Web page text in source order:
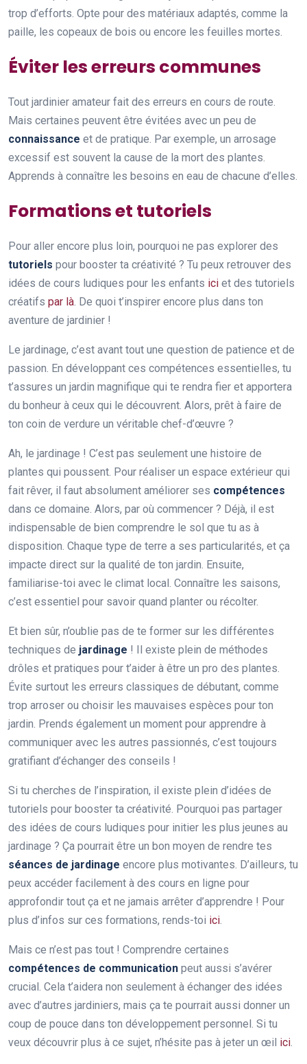
trop d’efforts. Opte pour des matériaux adaptés, comme la
paille, les copeaux de bois ou encore les feuilles mortes.
Éviter les erreurs communes
Tout jardinier amateur fait des erreurs en cours de route.
Mais certaines peuvent être évitées avec un peu de
connaissance et de pratique. Par exemple, un arrosage
excessif est souvent la cause de la mort des plantes.
Apprends à connaître les besoins en eau de chacune d’elles.
Formations et tutoriels
Pour aller encore plus loin, pourquoi ne pas explorer des
tutoriels pour booster ta créativité ? Tu peux retrouver des
idées de cours ludiques pour les enfants ici et des tutoriels
créatifs par là. De quoi t’inspirer encore plus dans ton
aventure de jardinier !
Le jardinage, c’est avant tout une question de patience et de
passion. En développant ces compétences essentielles, tu
t’assures un jardin magnifique qui te rendra fier et apportera
du bonheur à ceux qui le découvrent. Alors, prêt à faire de
ton coin de verdure un véritable chef-d’œuvre ?
Ah, le jardinage ! C’est pas seulement une histoire de
plantes qui poussent. Pour réaliser un espace extérieur qui
fait rêver, il faut absolument améliorer ses compétences
dans ce domaine. Alors, par où commencer ? Déjà, il est
indispensable de bien comprendre le sol que tu as à
disposition. Chaque type de terre a ses particularités, et ça
impacte direct sur la qualité de ton jardin. Ensuite,
familiarise-toi avec le climat local. Connaître les saisons,
c’est essentiel pour savoir quand planter ou récolter.
Et bien sûr, n’oublie pas de te former sur les différentes
techniques de jardinage ! Il existe plein de méthodes
drôles et pratiques pour t’aider à être un pro des plantes.
Évite surtout les erreurs classiques de débutant, comme
trop arroser ou choisir les mauvaises espèces pour ton
jardin. Prends également un moment pour apprendre à
communiquer avec les autres passionnés, c’est toujours
gratifiant d’échanger des conseils !
Si tu cherches de l’inspiration, il existe plein d’idées de
tutoriels pour booster ta créativité. Pourquoi pas partager
des idées de cours ludiques pour initier les plus jeunes au
jardinage ? Ça pourrait être un bon moyen de rendre tes
séances de jardinage encore plus motivantes. D’ailleurs, tu
peux accéder facilement à des cours en ligne pour
approfondir tout ça et ne jamais arrêter d’apprendre ! Pour
plus d’infos sur ces formations, rends-toi ici.
Mais ce n’est pas tout ! Comprendre certaines
compétences de communication peut aussi s’avérer
crucial. Cela t’aidera non seulement à échanger des idées
avec d’autres jardiniers, mais ça te pourrait aussi donner un
coup de pouce dans ton développement personnel. Si tu
veux découvrir plus à ce sujet, n’hésite pas à jeter un œil ici.